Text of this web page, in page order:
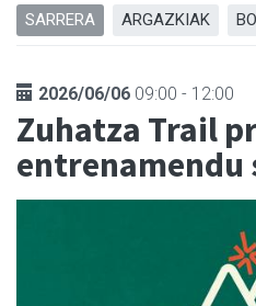
SARRERA ARGAZKIAK
2026/06/06 09:00 - 12:00
Zuhatza Trail
entrenamendu